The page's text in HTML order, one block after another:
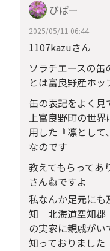
びばー
2025/05/11 06:44
1107kazuさん
ソラチエースの
とは富良野産ホッ
缶の表記をよく
上富良野町の世界
用した『凛として
なのです
教えてもらって
さん👍ですよ
私なんか足元にも
知 北海道空知郡
の実家に親戚が
知っておりまし